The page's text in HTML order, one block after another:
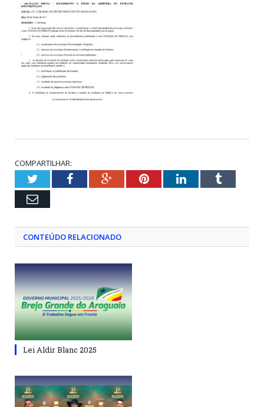
COMPARTILHAR:
TwitterFacebookGoogle+PinterestLinkedInTumblr
Email
CONTEÚDO RELACIONADO
Lei Aldir Blanc 2025